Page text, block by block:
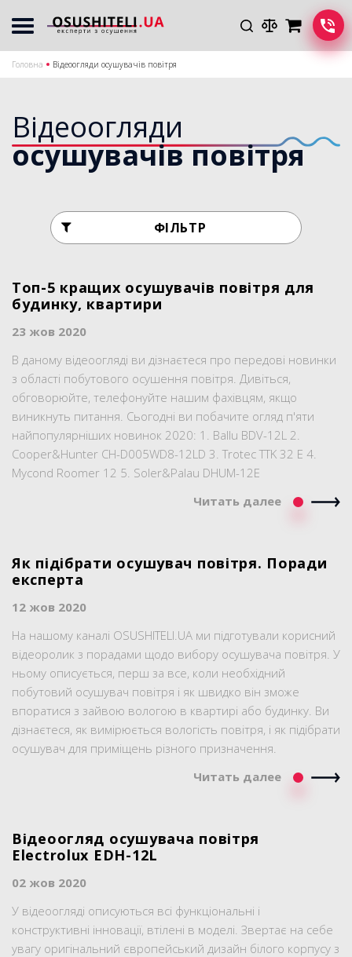
Головна Відеоогляди осушувачів повітря
Відеоогляди
осушувачів повітря
ФІЛЬТР
Топ-5 кращих осушувачів повітря для
будинку, квартири
23 жов 2020
В даному відеоогляді ви дізнаєтеся про передові новинки
з області побутового осушення повітря. Дивіться,
обговорюйте, телефонуйте нашим фахівцям, якщо
виникнуть питання. Сьогодні ви побачите огляд п'яти
найпопулярніших новинок 2020: 1. Ballu BDV-12L 2.
Cooper&Hunter CH-D005WD8-12LD 3. Trotec TTK 32 E 4.
Mycond Roomer 12 5. Soler&Palau DHUM-12E
Читать далее
Як підібрати осушувач повітря. Поради
експерта
12 жов 2020
На нашому каналі OSUSHITELI.UA ми підготували корисний
відеоролик з порадами щодо вибору осушувача повітря. У
ньому описується, перш за все, коли необхідний
побутовий осушувач повітря і як швидко він зможе
впоратися з зайвою вологою в квартирі або будинку. Ви
дізнаєтеся, як вимірюється вологість повітря, і як підібрати
осушувач для приміщень різного призначення.
Читать далее
Відеоогляд осушувача повітря
Electrolux EDH-12L
02 жов 2020
У відеоогляді описуються всі функціональні і
конструктивні інновації, втілені в моделі. Звертає на себе
увагу оригінальний європейський дизайн білого корпусу з